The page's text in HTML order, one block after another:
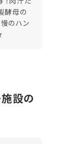
酵母の
のハン
設の